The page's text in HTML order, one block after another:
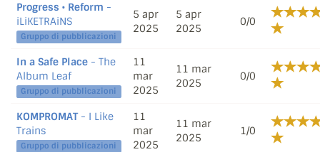
Progress • Reform -
iLiKETRAiNS
Gruppo di pubblicazioni
5 apr
2025
5 apr
2025
0/0
In a Safe Place - The
Album Leaf
Gruppo di pubblicazioni
11
mar
2025
11 mar
2025
0/0
KOMPROMAT- I Like
Trains
Gruppo di pubblicazioni
11
mar
2025
11 mar
2025
1/0